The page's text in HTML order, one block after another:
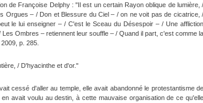
de Françoise Delphy : "Il est un certain Rayon oblique de lumière,
Orgues – / Don et Blessure du Ciel – / on ne voit pas de cicatrice, /
le lui enseigner – / C'est le Sceau du Désespoir – / Une affliction
Ombres – retiennent leur souffle – / Quand il part, c'est comme la
2009, p. 285.
/ D'hyacinthe et d'or."
cessé d'aller au temple, elle avait abandonné le protestantisme de
avait voulu au destin, à cette mauvaise organisation de ce qu'elle